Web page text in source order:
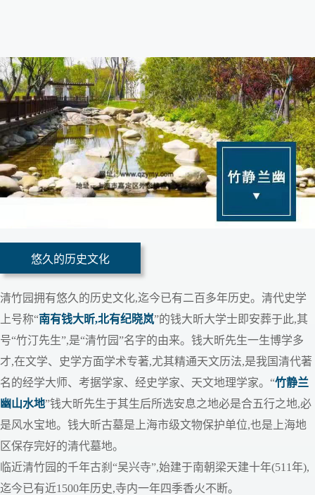
悠久的历史文化
清竹园拥有悠久的历史文化,迄今已有二百多年历史。清代史学
上号称“南有钱大昕,北有纪晓岚”的钱大昕大学士即安葬于此,其
号“竹汀先生”,是“清竹园”名字的由来。钱大昕先生一生博学多
才,在文学、史学方面学术专著,尤其精通天文历法,是我国清代著
名的经学大师、考据学家、经史学家、天文地理学家。“竹静兰
幽山水地”钱大昕先生于其生后所选安息之地必是合五行之地,必
是风水宝地。钱大昕古墓是上海市级文物保护单位,也是上海地
区保存完好的清代墓地。
临近清竹园的千年古刹“吴兴寺”,始建于南朝梁天建十年(511年),
迄今已有近1500年历史,寺内一年四季香火不断。